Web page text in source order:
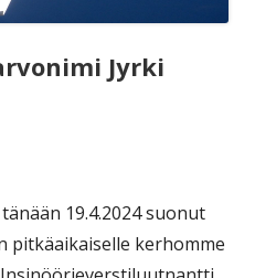
Jyrki
19.4.2024 suonut
pitkäaikaiselle kerhomme